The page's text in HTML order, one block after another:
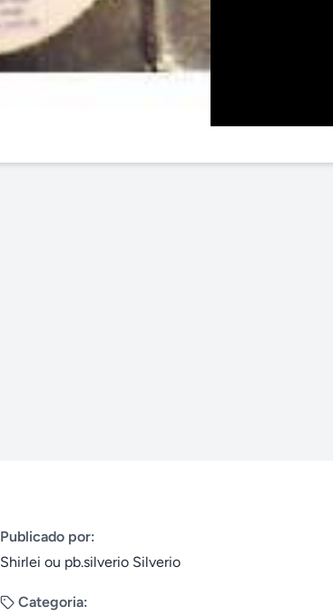
Publicado por:
Shirlei ou pb.silverio Silverio
Categoria: